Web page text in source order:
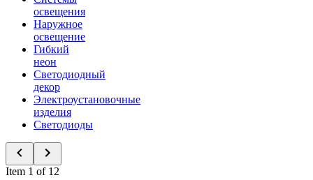
освещения
Наружное
освещение
Гибкий
неон
Светодиодный
декор
Электроустановочные
изделия
Светодиоды
Item 1 of 12